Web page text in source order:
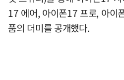
17 에어, 아이폰17 프로, 아이
품의 더미를 공개했다.